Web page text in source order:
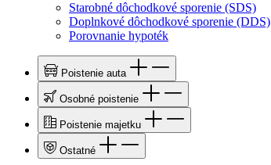
Starobné dôchodkové sporenie (SDS)
Doplnkové dôchodkové sporenie (DDS)
Porovnanie hypoték
Poistenie auta
Osobné poistenie
Poistenie majetku
Ostatné